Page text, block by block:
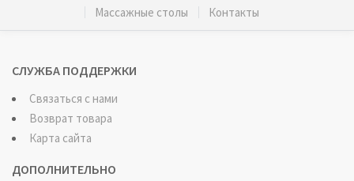
Массажные столы Контакты
СЛУЖБА ПОДДЕРЖКИ
Связаться с нами
Возврат товара
Карта сайта
ДОПОЛНИТЕЛЬНО